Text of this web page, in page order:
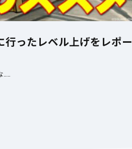
行ったレベル上げをレポー